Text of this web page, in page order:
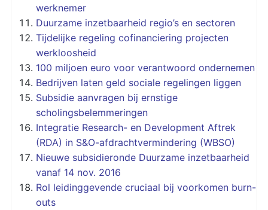
werknemer
Duurzame inzetbaarheid regio’s en sectoren
Tijdelijke regeling cofinanciering projecten
werkloosheid
100 miljoen euro voor verantwoord ondernemen
Bedrijven laten geld sociale regelingen liggen
Subsidie aanvragen bij ernstige
scholingsbelemmeringen
Integratie Research- en Development Aftrek
(RDA) in S&O-afdrachtvermindering (WBSO)
Nieuwe subsidieronde Duurzame inzetbaarheid
vanaf 14 nov. 2016
Rol leidinggevende cruciaal bij voorkomen burn-
outs